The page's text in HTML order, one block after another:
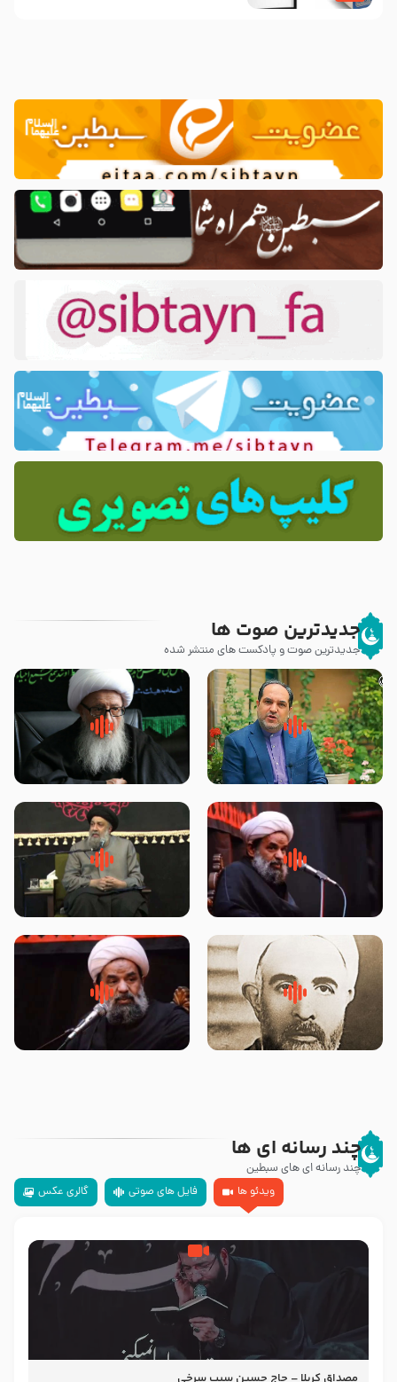
جدیدترین صوت ها
جدیدترین صوت و پادکست های منتشر شده
پیامبر صلی الله علیه وآله و سلم
فرمودند وای بر بچه های آخر
زوّار اربعین امام حسین (علیه
السلام) با این اشتیاق به زیارت
روضه جانسوز پاره های جگر امام
حسن مجتبی علیه السلام-حجت
لقب حضرت رقیه سلام الله علیها به
چه معناست – حجت الاسلام علوی
روضه‌ی مجلس یزید ملعون و
اسارت اهل‌بیت علیهم‌السلام –
سلام جوانی که امام حسین علیه
السلام خودش جوابش را دادند
چند رسانه ای ها
چند رسانه ای های سبطین
ویدئو ها
فایل های صوتی گالری عکس
مصداق کربلا – حاج حسین سیب سرخی